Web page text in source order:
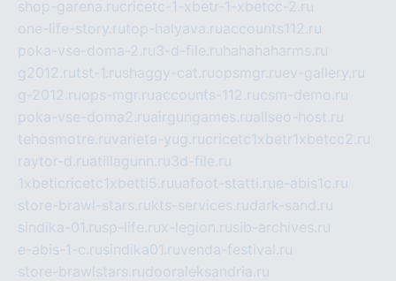
shop-garena.rucricetc-1-xbetr-1-xbetcc-2.ru
one-life-story.rutop-halyava.ruaccounts112.ru
poka-vse-doma-2.ru3-d-file.ru hahahaharms.ru
g2012.rutst-1.rushaggy-cat.ruopsmgr.ruev-gallery.ru
g-2012.ruops-mgr.ruaccounts-112.rucsm-demo.ru
poka-vse-doma2.ruairgungames.ruallseo-host.ru
tehosmotre.ruvarieta-yug.rucricetc1xbetr1xbetcc2.ru
raytor-d.ruatillagunn.ru3d-file.ru
1xbeticricetc1xbetti5.ruuafoot-statti.rue-abis1c.ru
store-brawl-stars.rukts-services.rudark-sand.ru
sindika-01.rusp-life.rux-legion.rusib-archives.ru
e-abis-1-c.rusindika01.ruvenda-festival.ru
store-brawlstars.rudooraleksandria.ru